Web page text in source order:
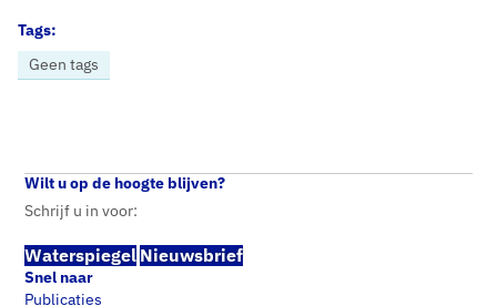
Home Nieuws
Tags:
Geen tags
Wilt u op de hoogte blijven?
Schrijf u in voor:
Waterspiegel Nieuwsbrief
Snel naar
Publicaties